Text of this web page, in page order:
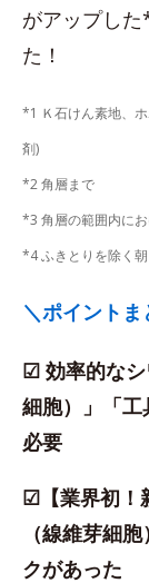
がアップした
た！
*1 Ｋ石けん素地、
剤)
*2 角層まで
*3 角層の範囲内に
*4 ふきとりを除く
＼ポイントま
☑ 効率的なシ
細胞）」「
必要
☑【業界初！
（線維芽細
クがあった